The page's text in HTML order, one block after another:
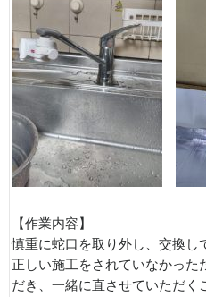
【作業内容】
慎重に蛇口を取り外し、交換し
正しい施工をされていなかった
だき、一緒に直させていただく